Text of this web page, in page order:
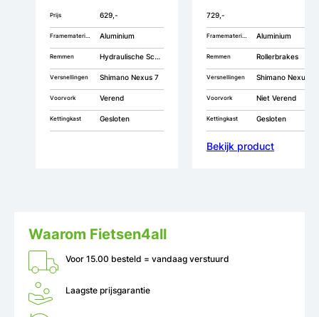
Prijs 629,-
Framemateriaal Aluminium
Remmen Hydraulische Schijfrem
Versnellingen Shimano Nexus 7
Voorvork Verend
Kettingkast Gesloten
729,-
Framemateriaal Aluminium
Remmen Rollerbrakes
Versnellingen Shimano Nexus 7
Voorvork Niet Verend
Kettingkast Gesloten
Bekijk product
Waarom Fietsen4all
Voor 15.00 besteld = vandaag verstuurd
Laagste prijsgarantie